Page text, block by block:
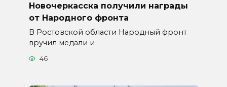
Новочеркасска получили награды
от Народного фронта
В Ростовской области Народный фронт
вручил медали и
46